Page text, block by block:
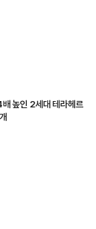
높인 2세대 테라헤르